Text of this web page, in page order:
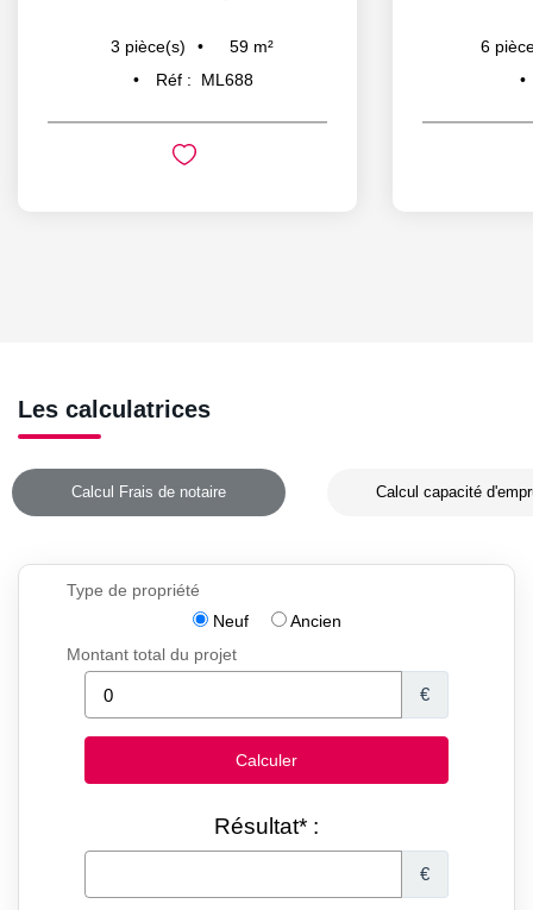
3 pièce(s) 59 m²
Réf :
ML688
6
Les calculatrices
Calcul Frais de notaire Calcul capacité